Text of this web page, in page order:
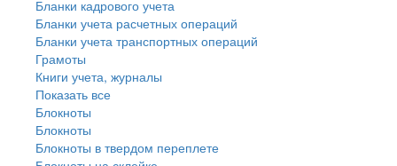
Бланки кадрового учета
Бланки учета расчетных операций
Бланки учета транспортных операций
Грамоты
Книги учета, журналы
Показать все
Блокноты
Блокноты
Блокноты в твердом переплете